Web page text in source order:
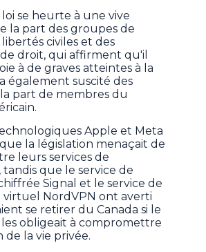
se heurte à une vive
la part des groupes de
civiles et des
droit, qui affirment qu'il
à de graves atteintes à la
également suscité des
part de membres du
Apple et Meta
la législation menaçait de
leurs services de
que le service de
Signal et le service de
virtuel NordVPN ont averti
se retirer du Canada si le
obligeait à compromettre
de la vie privée.